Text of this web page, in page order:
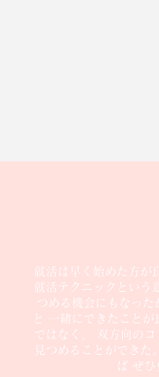
就活は早く始めた方が
就活テクニックという
つめる機会にもなっ
と 一緒にできたこと
ではなく、 双方向の
見つめることができた
ば ぜ